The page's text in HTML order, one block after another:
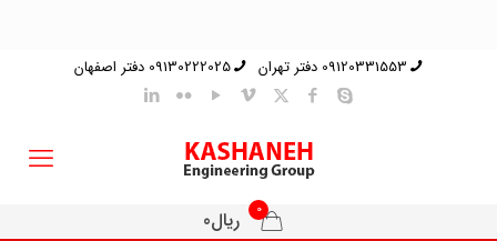
09120331553 دفتر تهران 09130222025 دفتر اصفهان
0 ریال0